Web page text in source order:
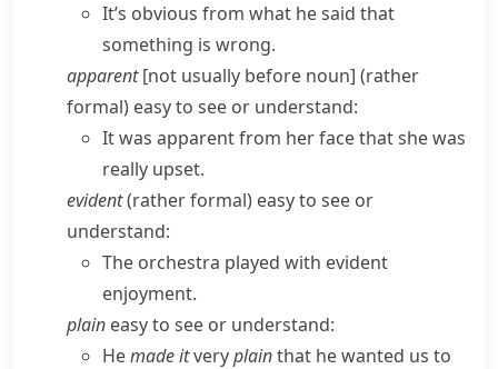
It’s obvious from what he said that
something is wrong.
apparent[not usually before noun] (rather
formal) easy to see or understand:
It was apparent from her face that she was
really upset.
evident(rather formal) easy to see or
understand:
The orchestra played with evident
enjoyment.
plain easy to see or understand:
Hemade itveryplainthat he wanted us to